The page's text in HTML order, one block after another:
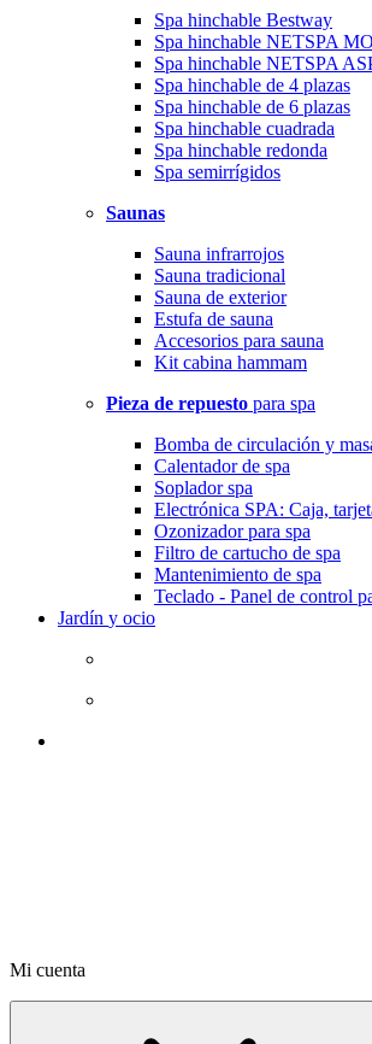
Spa hinchable Bestway
Spa hinchable NETSPA
Spa hinchable NETSPA
Spa hinchable de 4 plazas
Spa hinchable de 6 plazas
Spa hinchable cuadrada
Spa hinchable redonda
Spa semirrígidos
Saunas
Sauna infrarrojos
Sauna tradicional
Sauna de exterior
Estufa de sauna
Accesorios para sauna
Kit cabina hammam
Pieza de repuesto para spa
Bomba de circulación y
Calentador de spa
Soplador spa
Electrónica SPA: Caja,
Ozonizador para spa
Filtro de cartucho de spa
Mantenimiento de spa
Teclado - Panel de control
Jardín y ocio
Mi cuenta